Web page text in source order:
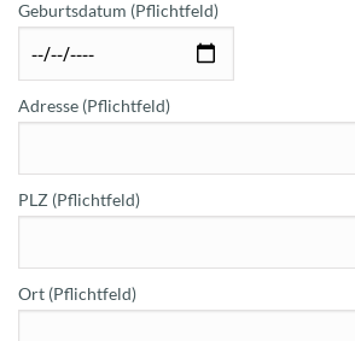
Geburtsdatum (Pflichtfeld)
Adresse (Pflichtfeld)
PLZ (Pflichtfeld)
Ort (Pflichtfeld)